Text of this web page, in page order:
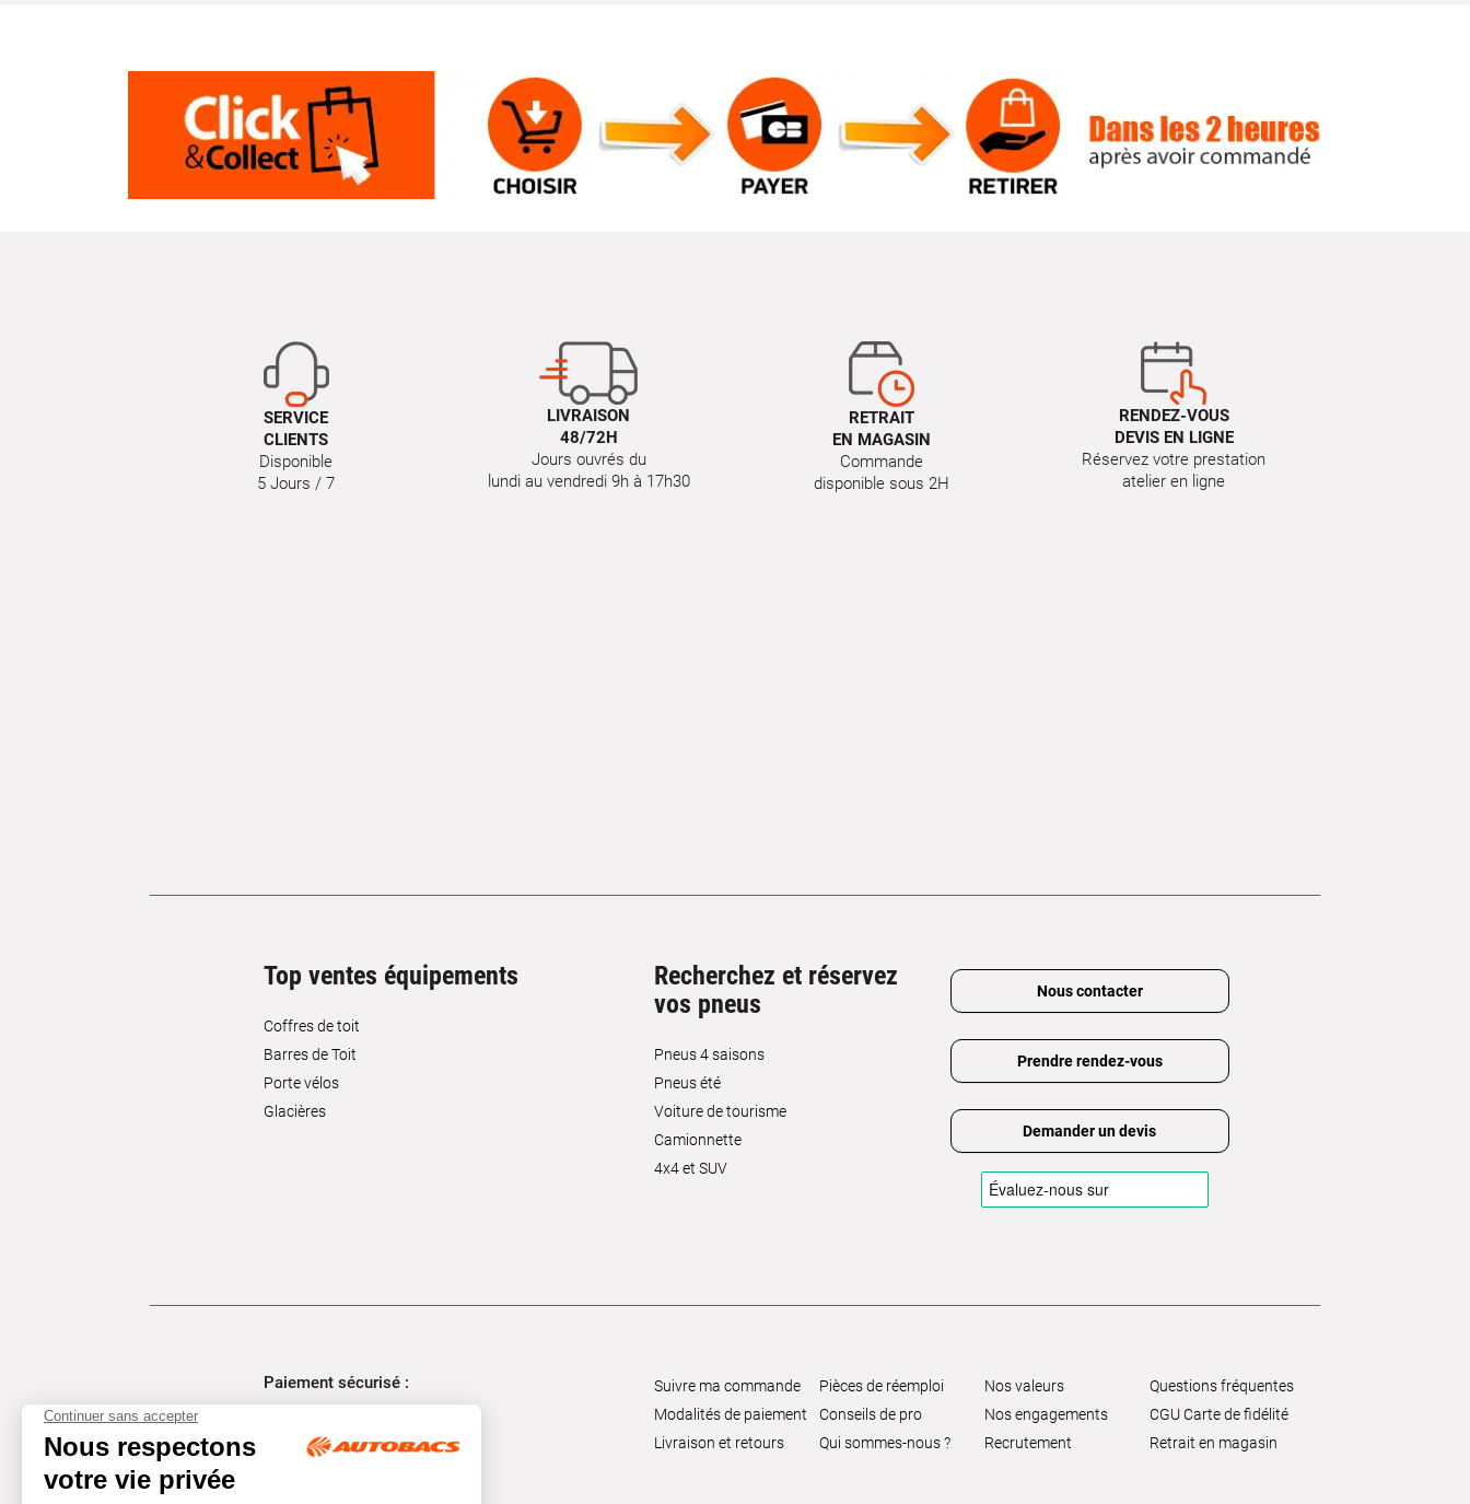
SERVICE
CLIENTS
Disponible
5 Jours / 7
LIVRAISON
48/72H
Jours ouvrés du
lundi au vendredi 9h à 17h30
RETRAIT
EN MAGASIN
Commande
disponible sous 2H
RENDEZ-VOUS
DEVIS EN LIGNE
Réservez votre prestation
atelier en ligne
Top ventes équipements
Coffres de toit
Barres de Toit
Porte vélos
Glacières
Recherchez et réservez
vos pneus
Pneus 4 saisons
Pneus été
Voiture de tourisme
Camionnette
4x4 et SUV
Nous contacter
Prendre rendez-vous
Demander un devis
Paiement sécurisé :
Suivre ma commande
Modalités de paiement
Livraison et retours
Pièces de réemploi
Conseils de pro
Qui sommes-nous ?
Nos valeurs
Nos engagements
Recrutement
Questions fréquentes
CGU Carte de fidélité
Retrait en magasin